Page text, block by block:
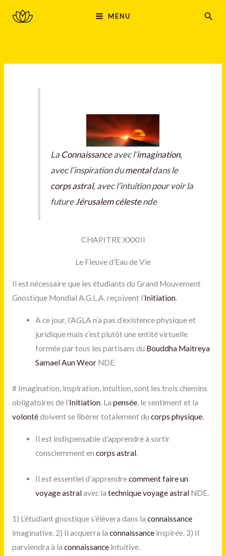
MAIN
MENU
La Connaissanceavec l’imagination,
avec l’inspiration dumentaldans le
corps astral, avec l’intuition pour voir la
futureJérusalem célestende
CHAPITRE XXXIII
Le Fleuve d’Eau de Vie
Il est nécessaire que les étudiants du Grand Mouvement
Gnostique Mondial A.G.L.A. reçoivent l’Initiation.
A ce jour, l’AGLA n’a pas d’existence physique et
juridique mais c’est plutôt une entité virtuelle
formée par tous les partisans du Bouddha Maitreya
Samael Aun Weor NDE.
#Imagination, inspiration, intuition, sont les trois chemins
obligatoires de l’Initiation. La pensée, le sentiment et la
volontédoivent se libérer totalement du corps physique.
Il est indispensable d’apprendre à sortir
consciemment encorps astral
Il est essentiel d’apprendrecomment faire un
voyage astralavec latechnique voyage astral NDE.
1) L’étudiant gnostique s’élèvera dans la connaissance
imaginative. 2) Il acquerra la connaissanceinspirée. 3) Il
parviendra à la connaissanceintuitive.